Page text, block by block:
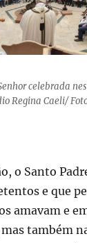
celebrada
Regina Caeli/
o Santo
e que
amavam e
também